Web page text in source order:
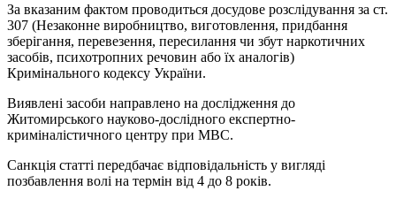
За вказаним фактом проводиться досудове розслідування за ст.
307 (Незаконне виробництво, виготовлення, придбання
зберігання, перевезення, пересилання чи збут наркотичних
засобів, психотропних речовин або їх аналогів)
Кримінального кодексу України.
Виявлені засоби направлено на дослідження до
Житомирського науково-дослідного експертно-
криміналістичного центру при МВС.
Санкція статті передбачає відповідальність у вигляді
позбавлення волі на термін від 4 до 8 років.